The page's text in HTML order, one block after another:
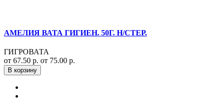
АМЕЛИЯ ВАТА ГИГИЕН. 50Г. Н/СТЕР.
ГИГРОВАТА
от 67.50 р. от 75.00 р.
В корзину